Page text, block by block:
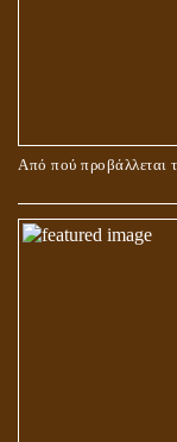
Από πού προβάλλεται
ΑΓΑΠΗ: